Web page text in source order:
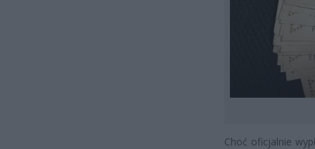
Choć oficjalnie